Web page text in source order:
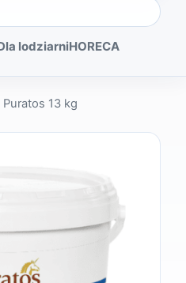
lodziarniHORECA
13 kg